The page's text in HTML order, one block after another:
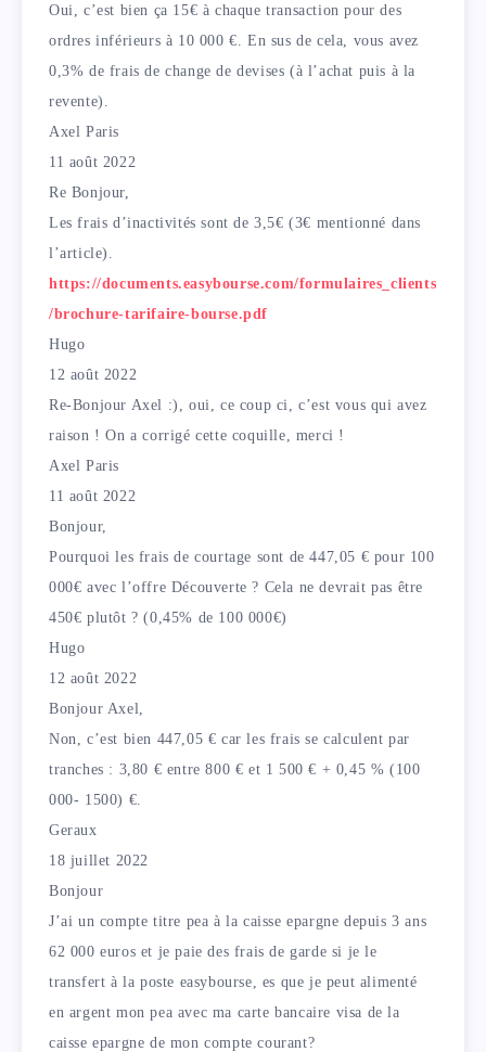
Oui, c’est bien ça 15€ à chaque transaction pour des
ordres inférieurs à 10 000 €. En sus de cela, vous avez
0,3% de frais de change de devises (à l’achat puis à la
revente).
Axel Paris
11 août 2022
Re Bonjour,
Les frais d’inactivités sont de 3,5€ (3€ mentionné dans
l’article).
https://documents.easybourse.com/formulaires_clients
/brochure-tarifaire-bourse.pdf
Hugo
12 août 2022
Re-Bonjour Axel :), oui, ce coup ci, c’est vous qui avez
raison ! On a corrigé cette coquille, merci !
Axel Paris
11 août 2022
Bonjour,
Pourquoi les frais de courtage sont de 447,05 € pour 100
000€ avec l’offre Découverte ? Cela ne devrait pas être
450€ plutôt ? (0,45% de 100 000€)
Hugo
12 août 2022
Bonjour Axel,
Non, c’est bien 447,05 € car les frais se calculent par
tranches : 3,80 € entre 800 € et 1 500 € + 0,45 % (100
000- 1500) €.
Geraux
18 juillet 2022
Bonjour
J’ai un compte titre pea à la caisse epargne depuis 3 ans
62 000 euros et je paie des frais de garde si je le
transfert à la poste easybourse, es que je peut alimenté
en argent mon pea avec ma carte bancaire visa de la
caisse epargne de mon compte courant?